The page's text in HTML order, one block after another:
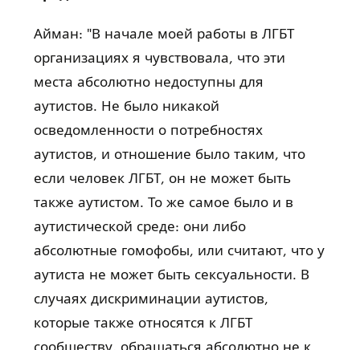
Айман: "В начале моей работы в ЛГБТ
организациях я чувствовала, что эти
места абсолютно недоступны для
аутистов. Не было никакой
осведомленности о потребностях
аутистов, и отношение было таким, что
если человек ЛГБТ, он не может быть
также аутистом. То же самое было и в
аутистической среде: они либо
абсолютные гомофобы, или считают, что у
аутиста не может быть сексуальности. В
случаях дискриминации аутистов,
которые также относятся к ЛГБТ